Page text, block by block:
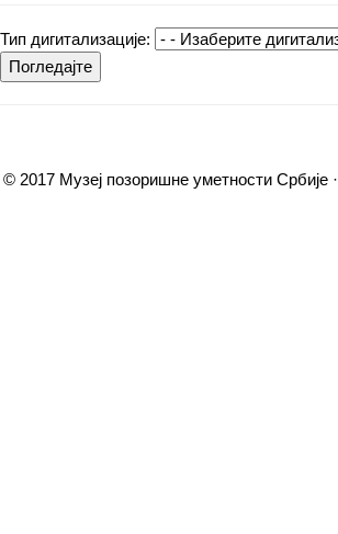
Тип дигитализације:
Погледајте
© 2017 Музеј позоришне уметности Србије ·